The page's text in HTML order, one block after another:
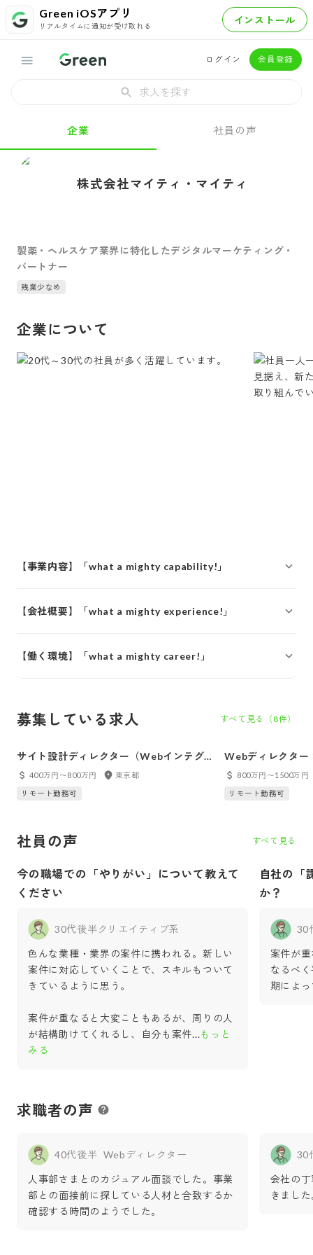
Green iOSアプリ
リアルタイムに通知が受け取れる インストール
ログイン 会員登録
求人を探す
企業 社員の声
株式会社マイティ・マイティ
製薬・ヘルスケア業界に特化したデジタルマーケティング・
パートナー
残業少なめ
企業について
【事業内容】「what a mighty capability!」
【会社概要】「what a mighty experience!」
【働く環境】「what a mighty career!」
募集している求人 すべて見る（8件）
サイト設計ディレクター（Webインテグ
レーション事業部）
400万円〜800万円
東京都
リモート勤務可
Webディレクター
（メディカルIT事
800万円〜1500万円
リモート勤務可
社員の声 すべて見る
今の職場での「やりがい」について教えて
ください
30代後半クリエイティブ系
色んな業種・業界の案件に携われる。新しい
案件に対応していくことで、スキルもついて
きているように思う。
案件が重なると大変こともあるが、周りの人
が結構助けてくれるし、自分も案件...もっと
みる
自社の「
か？
30
案件が
なるべ
期によ
求職者の声
40代後半 Webディレクター
人事部さまとのカジュアル面談でした。事業
部との面接前に探している人材と合致するか
確認する時間のようでした。
30
会社の
きまし